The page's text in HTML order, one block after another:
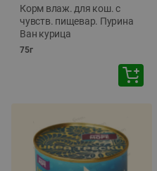
Корм влаж. для кош. с
чувств. пищевар. Пурина
Ван курица
75г